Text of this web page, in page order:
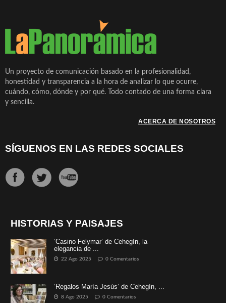
Un proyecto de comunicación basado en la profesionalidad,
honestidad y transparencia a la hora de analizar lo que ocurre,
cuándo, cómo, dónde y por qué. Todo contado de una forma clara
y sencilla.
ACERCA DE NOSOTROS
SÍGUENOS EN LAS REDES SOCIALES
HISTORIAS Y PAISAJES
‘Casino Felymar’ de Cehegín, la
elegancia de ...
22 Ago 2025 0 Comentarios
‘Regalos María Jesús’ de Cehegín, ...
8 Ago 2025 0 Comentarios